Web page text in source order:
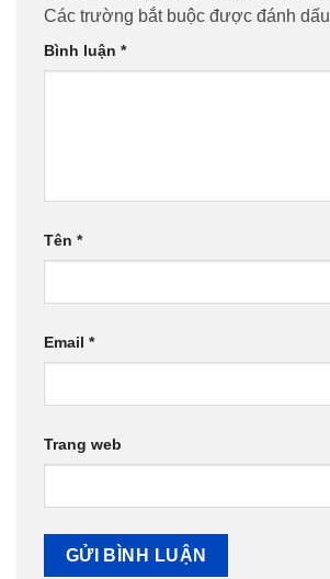
Các trường bắt buộc được đánh dấu
Bình luận *
Tên *
Email *
Trang web